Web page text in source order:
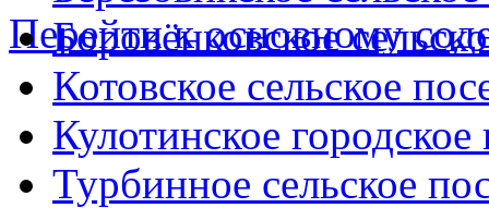
Перейти к основному
Боровёнковское
Котовское сельское
Кулотинское городское
Турбинное сельское